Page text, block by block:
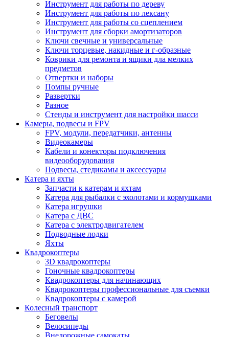
Инструмент для работы по дереву
Инструмент для работы по лексану
Инструмент для работы со сцеплением
Инструмент для сборки амортизаторов
Ключи свечные и универсальные
Ключи торцевые, накидные и г-образные
Коврики для ремонта и ящики дла мелких
предметов
Отвертки и наборы
Помпы ручные
Развертки
Разное
Стенды и инструмент для настройки шасси
Камеры, подвесы и FPV
FPV, модули, передатчики, антенны
Видеокамеры
Кабели и конекторы подключения
видеооборудования
Подвесы, стедикамы и аксессуары
Катера и яхты
Запчасти к катерам и яхтам
Катера для рыбалки с эхолотами и кормушками
Катера игрушки
Катера с ДВС
Катера с электродвигателем
Подводные лодки
Яхты
Квадрокоптеры
3D квадрокоптеры
Гоночные квадрокоптеры
Квадрокоптеры для начинающих
Квадрокоптеры профессиональные для съемки
Квадрокоптеры с камерой
Колесный транспорт
Беговелы
Велосипеды
Внедорожные самокаты